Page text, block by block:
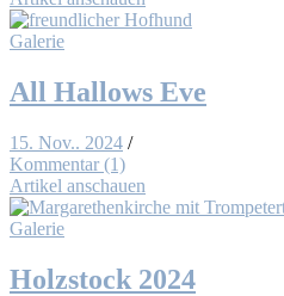
Galerie
All Hal­lows Eve
15. Nov.. 2024 /
Kommentar (1)
Artikel anschauen
Galerie
Holz­stock 2024